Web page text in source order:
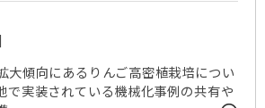
大傾向にあるりんご高密植栽培につい
で実装されている機械化事例の共有や